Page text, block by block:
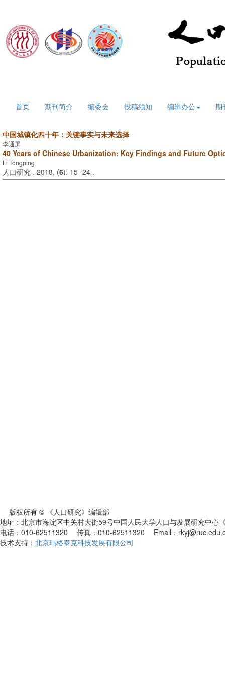
首页 期刊简介 编委会 投稿须知 编辑办公 期
中国城镇化四十年：关键事实与未来选择
李通屏
40 Years of Chinese Urbanization: Key Findings and Future
Li Tongping
人口研究 . 2018, (6): 15 -24 .
版权所有 © 《人口研究》编辑部
地址：北京市海淀区中关村大街59号中国人民大学人口与发展研究中
电话：010-62511320 传真：010-62511320 Email：
技术支持： 北京玛格泰克科技发展有限公司